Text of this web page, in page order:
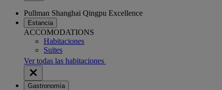
Pullman Shanghai Qingpu Excellence
Estancia
ACCOMODATIONS
Habitaciones
Suites
Ver todas las habitaciones
Gastronomía